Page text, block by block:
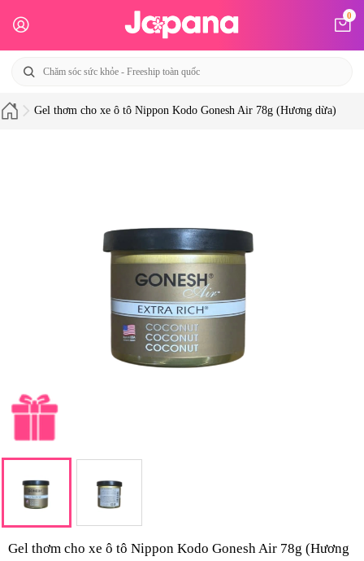
0
Gel thơm cho xe ô tô Nippon Kodo Gonesh Air 78g (Hương dừa)
Gel thơm cho xe ô tô Nippon Kodo Gonesh Air 78g (Hương